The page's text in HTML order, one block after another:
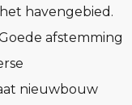
havengebied.
afstemming
nieuwbouw